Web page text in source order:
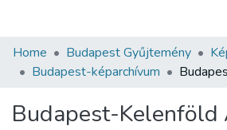
Communities & Collections
Statistics
Home Budapest Gyűjtemény
Budapest-képarchívum
Budapest-